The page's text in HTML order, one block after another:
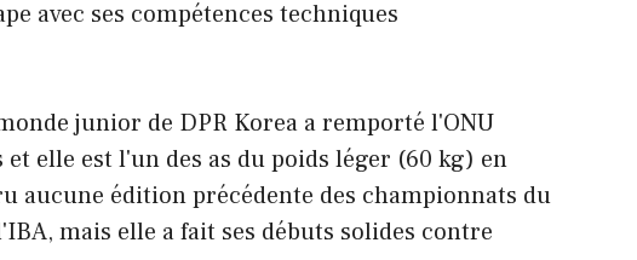
avec ses compétences techniques
junior de DPR Korea a remporté l'ONU
elle est l'un des as du poids léger (60 kg) en
aucune édition précédente des championnats du
mais elle a fait ses débuts solides contre